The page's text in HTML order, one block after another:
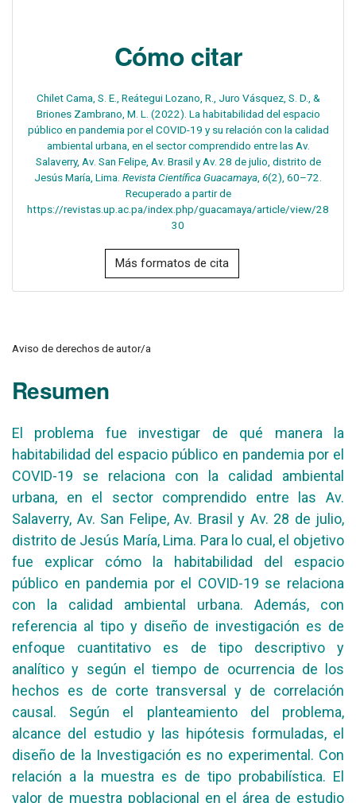
Cómo citar
Chilet Cama, S. E., Reátegui Lozano, R., Juro Vásquez, S. D., &
Briones Zambrano, M. L. (2022). La habitabilidad del espacio
público en pandemia por el COVID-19 y su relación con la calidad
ambiental urbana, en el sector comprendido entre las Av.
Salaverry, Av. San Felipe, Av. Brasil y Av. 28 de julio, distrito de
Jesús María, Lima. Revista Científica Guacamaya 6(2), 60–72.
Recuperado a partir de
https://revistas.up.ac.pa/index.php/guacamaya/article/view/28
30
Más formatos de cita
Aviso de derechos de autor/a
Resumen
El problema fue investigar de qué manera la
habitabilidad del espacio público en pandemia por el
COVID-19 se relaciona con la calidad ambiental
urbana, en el sector comprendido entre las Av.
Salaverry, Av. San Felipe, Av. Brasil y Av. 28 de julio,
distrito de Jesús María, Lima. Para lo cual, el objetivo
fue explicar cómo la habitabilidad del espacio
público en pandemia por el COVID-19 se relaciona
con la calidad ambiental urbana. Además, con
referencia al tipo y diseño de investigación es de
enfoque cuantitativo es de tipo descriptivo y
analítico y según el tiempo de ocurrencia de los
hechos es de corte transversal y de correlación
causal. Según el planteamiento del problema,
alcance del estudio y las hipótesis formuladas, el
diseño de la Investigación es no experimental. Con
relación a la muestra es de tipo probabilística. El
valor de muestra poblacional en el área de estudio